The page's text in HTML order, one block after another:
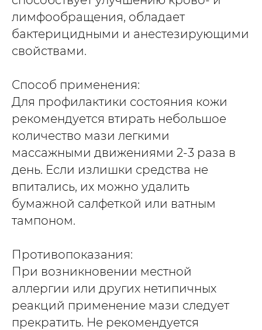
лимфообращения, обладает
бактерицидными и анестезирующими
свойствами.
Способ применения:
Для профилактики состояния кожи
рекомендуется втирать небольшое
количество мази легкими
массажными движениями 2-3 раза в
день. Если излишки средства не
впитались, их можно удалить
бумажной салфеткой или ватным
тампоном.
Противопоказания:
При возникновении местной
аллергии или других нетипичных
реакций применение мази следует
прекратить. Не рекомендуется